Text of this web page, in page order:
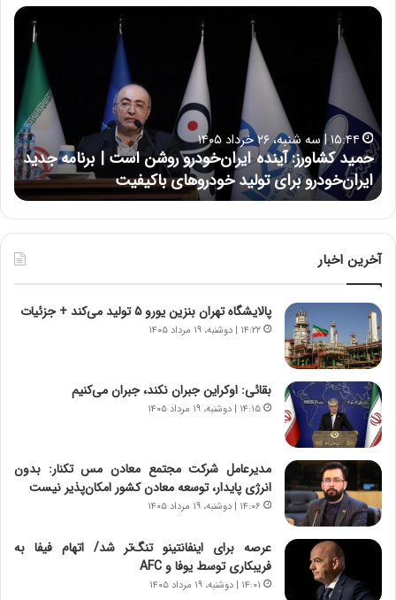
برنامه جدید
ی
ی
:
د
ر
ط
ا
ر
ی
خ
ا
ی
ر
ا
ن
،
ه
ی
چ
۱۷:۳۹ | سه شنبه، ۲۲ اردیبهشت ۱۴۰۵
حسین علایی: در طول تاریخ ایران، هیچگاه
نتوانسته در مقابل چنین قدرتی بایستد
آخرین اخبار
پالایشگاه تهران بنزین یورو ۵ تولید می‌کند + جزئیات
۱۴:۲۲ | دوشنبه، ۱۹ مرداد ۱۴۰۵
بقائی: اوکراین جبران نکند، جبران می‌کنیم
۱۴:۱۵ | دوشنبه، ۱۹ مرداد ۱۴۰۵
مدیرعامل شرکت مجتمع معادن مس تکنار: بدون
انرژی پایدار، توسعه معادن کشور امکان‌پذیر نیست
۱۴:۰۶ | دوشنبه، ۱۹ مرداد ۱۴۰۵
عرصه برای اینفانتینو تنگ‌تر شد/ اتهام فیفا به
فریبکاری توسط یوفا و AFC
۱۴:۰۱ | دوشنبه، ۱۹ مرداد ۱۴۰۵